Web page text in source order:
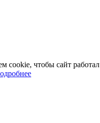
cookie, чтобы сайт работал